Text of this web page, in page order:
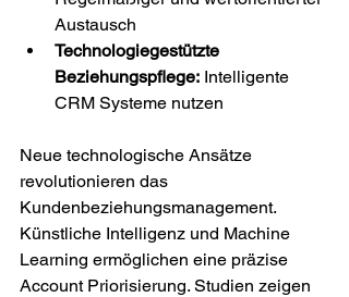
Austausch
Technologiegestützte
Beziehungspflege: Intelligente
CRM Systeme nutzen
Neue technologische Ansätze
revolutionieren das
Kundenbeziehungsmanagement.
Künstliche Intelligenz und Machine
Learning ermöglichen eine präzise
Account Priorisierung. Studien zeigen